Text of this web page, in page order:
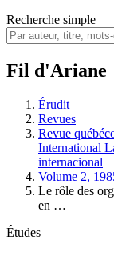
Recherche simple
Fil d'Ariane
Érudit
Revues
Revue
International
internacional
Volume 2,
Le rôle des
en …
Études